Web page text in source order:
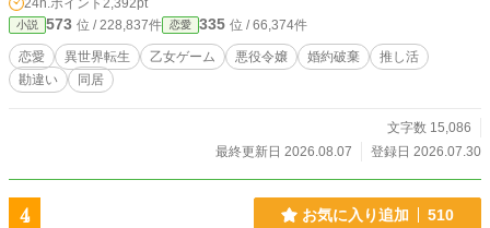
24h.ポイント 2,392pt
小説 573 位 / 228,837件 恋愛 335 位 / 66,374件
恋愛 異世界転生 乙女ゲーム 悪役令嬢 婚約破棄
推し活
勘違い
同居
文字数 15,086
最終更新日 2026.08.07
登録日 2026.07.30
4 お気に入り追加 510